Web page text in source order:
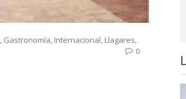
, Gastronomía, Internacional, Llagares,
0